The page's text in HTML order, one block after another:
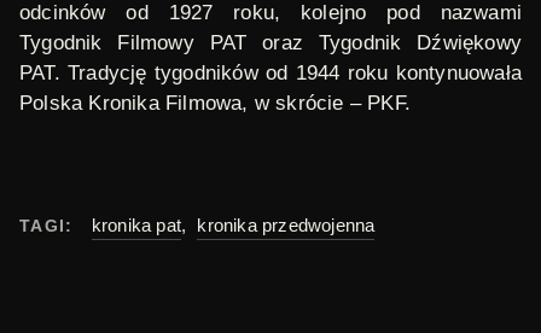
odcinków od 1927 roku, kolejno pod nazwami
Tygodnik Filmowy PAT oraz Tygodnik Dźwiękowy
PAT. Tradycję tygodników od 1944 roku kontynuowała
Polska Kronika Filmowa, w skrócie – PKF.
TAGI: kronika pat, kronika przedwojenna